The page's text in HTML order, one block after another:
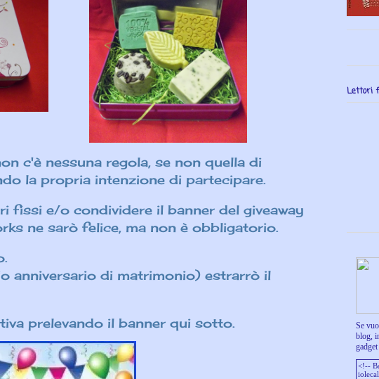
c'è nessuna regola, se non quella di
la propria intenzione di partecipare.
fissi e/o condividere il banner del giveaway
ne sarò felice, ma non è obbligatorio.
anniversario di matrimonio) estrarrò il
prelevando il banner qui sotto.
Lettori
Se
blog,